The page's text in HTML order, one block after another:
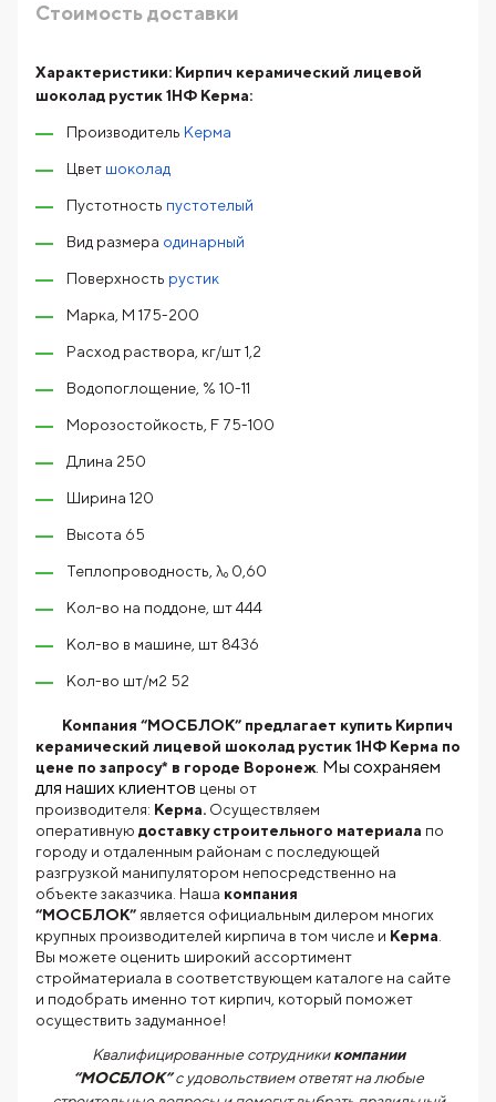
Стоимость доставки
Характеристики: Кирпич керамический лицевой
шоколад рустик 1НФ Керма:
Производитель Керма
Цвет шоколад
Пустотность пустотелый
Вид размера одинарный
Поверхность рустик
Марка, М 175-200
Расход раствора, кг/шт 1,2
Водопоглощение, % 10-11
Морозостойкость, F 75-100
Длина 250
Ширина 120
Высота 65
Теплопроводность, λ₀ 0,60
Кол-во на поддоне, шт 444
Кол-во в машине, шт 8436
Кол-во шт/м2 52
Компания “МОСБЛОК” предлагает купить Кирпич
керамический лицевой шоколад рустик 1НФ Керма по
цене по запросу* в городе Воронеж. Мы сохраняем
для наших клиентов цены от
производителя: Керма. Осуществляем
оперативную доставку строительного материала по
городу и отдаленным районам с последующей
разгрузкой манипулятором непосредственно на
объекте заказчика. Наша компания
“МОСБЛОК” является официальным дилером многих
крупных производителей кирпича в том числе и Керма.
Вы можете оценить широкий ассортимент
стройматериала в соответствующем каталоге на сайте
и подобрать именно тот кирпич, который поможет
осуществить задуманное!
Квалифицированные сотрудникикомпании
“МОСБЛОК”с удовольствием ответят на любые